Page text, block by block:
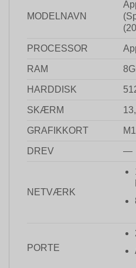
MODELNAVN
PROCESSOR
RAM
HARDDISK
SKÆRM
GRAFIKKORT M1
DREV —
NETVÆRK
PORTE